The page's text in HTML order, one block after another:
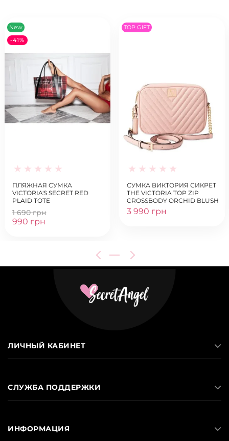
New
-41%
ПЛЯЖНАЯ СУМКА
VICTORIA'S SECRET RED
PLAID TOTE
1 690 грн
990 грн
TOP GIFT
СУМКА ВИКТОРИЯ СИКРЕТ
THE VICTORIA TOP ZIP
CROSSBODY ORCHID BLUSH
3 990 грн
ЛИЧНЫЙ КАБИНЕТ
СЛУЖБА ПОДДЕРЖКИ
ИНФОРМАЦИЯ